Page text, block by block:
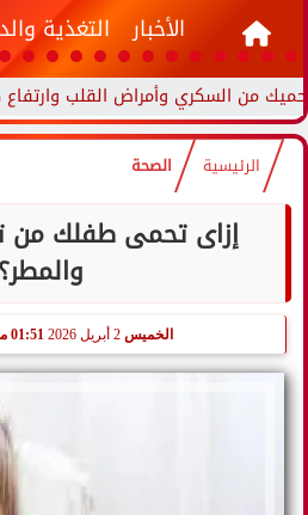
الأخبار التغذية
الرئيسية الصحة
إزاى تحمى طفلك من
والمطر؟
الخميس 01:51 مـ